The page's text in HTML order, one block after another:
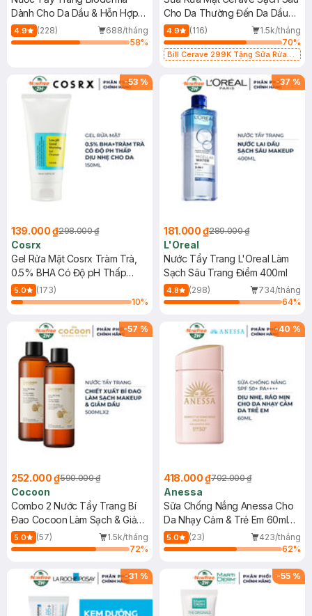
Dành Cho Da Dầu & Hỗn Hợp
500ml
4.9 (228)
688/tháng
58%
Cho Da Thường Đến Da Dầu
473ml
4.9 (116)
1.5k/tháng
70%
Bill Cerave 299K Tặng Sữa Rửa
-53 %
139.000 ₫298.000 ₫
Cosrx
Gel Rửa Mặt Cosrx Tràm Trà,
0.5% BHA Có Độ pH Thấp
150ml
5.0
(173)
10%
-37 %
181.000 ₫289.000 ₫
L'Oreal
Nước Tẩy Trang L'Oreal Làm
Sạch Sâu Trang Điểm 400ml
4.8 (298)
734/tháng
64%
-57 %
252.000 ₫590.000 ₫
Cocoon
Combo 2 Nước Tẩy Trang Bí
Đao Cocoon Làm Sạch & Giảm
Dầu 500ml
5.0 (57)
1.5k/tháng
72%
-40 %
418.000 ₫702.000 ₫
Anessa
Sữa Chống Nắng Anessa Cho
Da Nhạy Cảm & Trẻ Em 60ml
(Mới)
5.0 (23)
423/tháng
62%
-31 % -55 %